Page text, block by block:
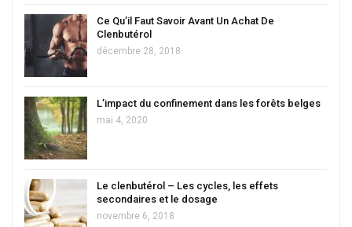
Ce Qu’il Faut Savoir Avant Un Achat De
Clenbutérol
décembre 28, 2018
L’impact du confinement dans les forêts belges
mai 4, 2020
Le clenbutérol – Les cycles, les effets
secondaires et le dosage
novembre 6, 2018